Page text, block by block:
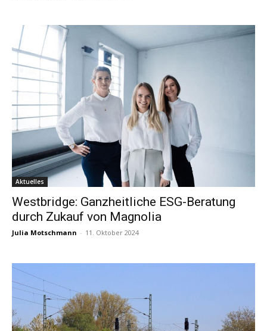
Aktuelles
Westbridge: Ganzheitliche ESG-Beratung
durch Zukauf von Magnolia
Julia Motschmann - 11. Oktober 2024